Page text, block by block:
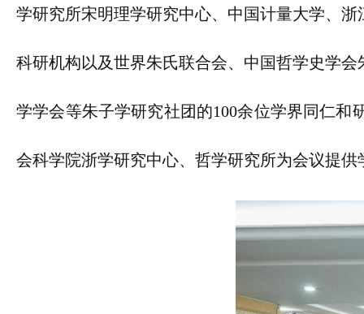
学研究所宋明理学研究中心、中国计量大学、
科研机构以及世界朱氏联合会、中国哲学史学
学学会等朱子学研究社团的100余位学界同仁
会科学院浙学研究中心、哲学研究所为会议提供